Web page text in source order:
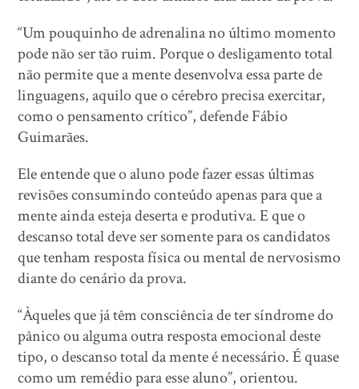
“Um pouquinho de adrenalina no último momento
pode não ser tão ruim. Porque o desligamento total
não permite que a mente desenvolva essa parte de
linguagens, aquilo que o cérebro precisa exercitar,
como o pensamento crítico”, defende Fábio
Guimarães.
Ele entende que o aluno pode fazer essas últimas
revisões consumindo conteúdo apenas para que a
mente ainda esteja deserta e produtiva. E que o
descanso total deve ser somente para os candidatos
que tenham resposta física ou mental de nervosismo
diante do cenário da prova.
“Àqueles que já têm consciência de ter síndrome do
pânico ou alguma outra resposta emocional deste
tipo, o descanso total da mente é necessário. É quase
como um remédio para esse aluno”, orientou.